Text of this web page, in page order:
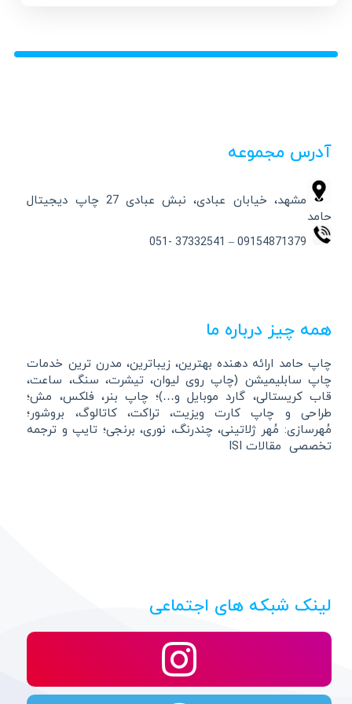
آدرس مجموعه
مشهد، خیابان عبادی، نبش عبادی 27 چاپ دیجیتال
حامد
همه چیز درباره ما
چاپ حامد ارائه دهنده بهترین، زیباترین، مدرن ترین خدمات
چاپ سابلیمیشن (چاپ روی لیوان، تیشرت، سنگ، ساعت،
قاب کریستالی، گارد موبایل و…)؛ چاپ بنر، فلکس، مش؛
طراحی و چاپ کارت ویزیت، تراکت، کاتالوگ، بروشور؛
مُهرسازی: مُهر ژلاتینی، چندرنگ، نوری، برنجی؛ تایپ و ترجمه
تخصصی مقالات ISI
لینک شبکه های اجتماعی